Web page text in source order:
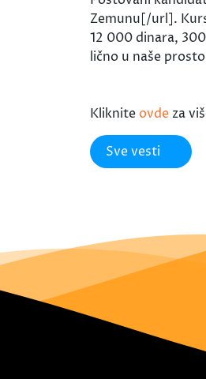
Zemunu[/url].
12 000 dinara,
lično u naše
Kliknite ovde za
Sve vesti